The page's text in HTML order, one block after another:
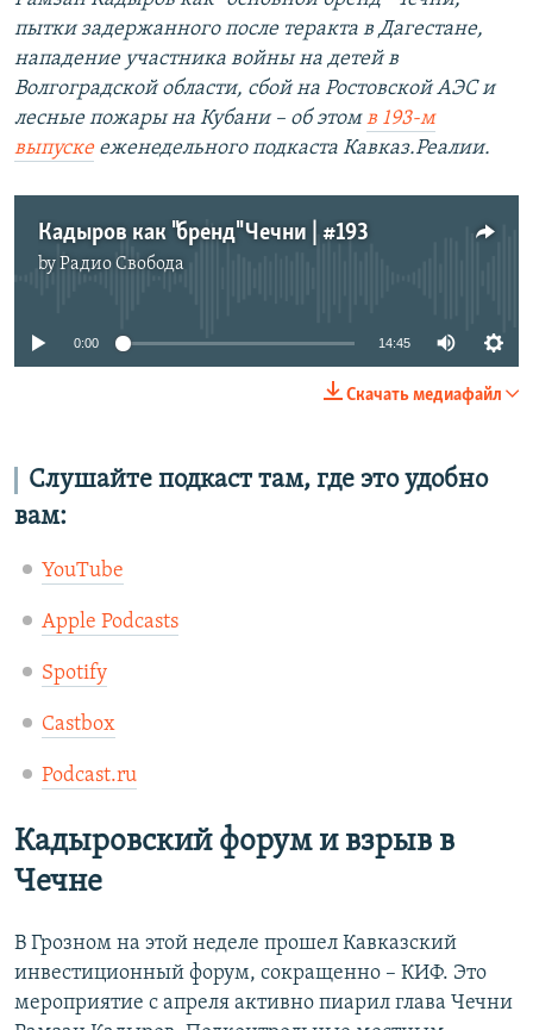
Все сайты РСЕ/РС
пытки задержанного после теракта в Дагестане,
нападение участника войны на детей в
Волгоградской области, сбой на Ростовской АЭС и
лесные пожары на Кубани – об этомв 193-м
выпускееженедельного подкаста Кавказ.Реалии.
Кадыров как "бренд" Чечни | #193
byРадио Свобода
No media source currently available
0:00 14:45
Скачать медиафайл
Слушайте подкаст там, где это удобно
вам:
YouTube
Apple Podcasts
Spotify
Castbox
Podcast.ru
Кадыровский форум и взрыв в
Чечне
В Грозном на этой неделе прошел Кавказский
инвестиционный форум, сокращенно – КИФ. Это
мероприятие с апреля активно пиарил глава Чечни